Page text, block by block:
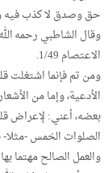
حق وصدق لا كذب فيه
وقال الشاطبي رحمه
الاعتصام 1/49.
ومن تم فإنما اشتغلت
الأدعية، وإما من
بعضه، أعني: لإعراض
الصلوات الخمس -مثلا-
والعمل الصالح مهتما